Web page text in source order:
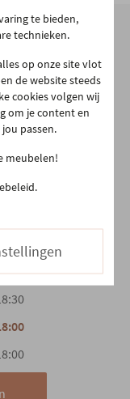
te bieden,
technieken.
op onze site vlot
de website steeds
cookies volgen wij
om je content en
passen.
meubelen!